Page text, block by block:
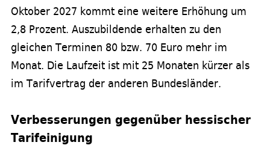
Oktober 2027 kommt eine weitere Erhöhung um
2,8 Prozent. Auszubildende erhalten zu den
gleichen Terminen 80 bzw. 70 Euro mehr im
Monat. Die Laufzeit ist mit 25 Monaten kürzer als
im Tarifvertrag der anderen Bundesländer.
Verbesserungen gegenüber hessischer
Tarifeinigung